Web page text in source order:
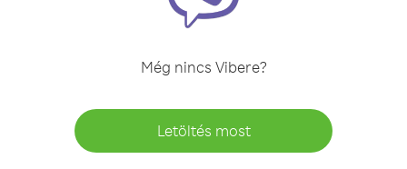
Még nincs Vibere?
Letöltés most